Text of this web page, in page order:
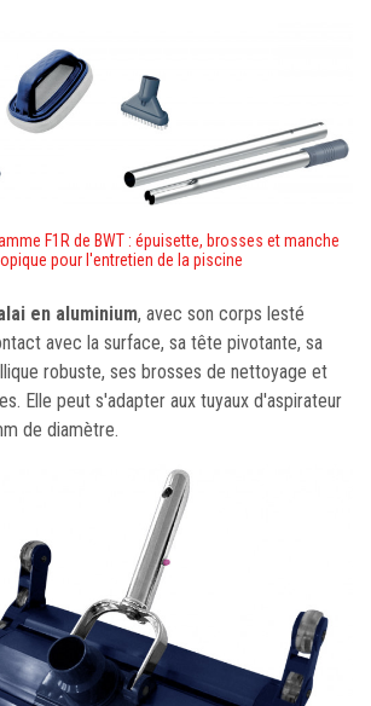
F1R de BWT : épuisette, brosses et manche
pour l'entretien de la piscine
en aluminium, avec son corps lesté
avec la surface, sa tête pivotante, sa
robuste, ses brosses de nettoyage et
Elle peut s'adapter aux tuyaux d'aspirateur
de diamètre.